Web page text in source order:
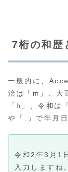
7桁の和歴
一般的に、
治は「m」、大
「h」、令和は
や「.」で年月
令和2年3月1
入力しますね。